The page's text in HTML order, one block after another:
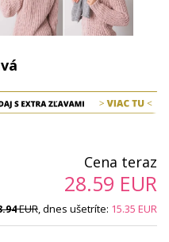
Cena teraz
28.59 EUR
EUR, dnes ušetríte: 15.35 EUR